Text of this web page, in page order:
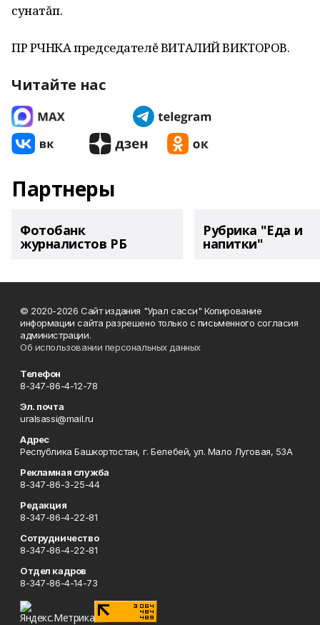
сунатăп.
ПР РЧНКА председателĕ ВИТАЛИЙ ВИКТОРОВ.
Читайте нас
Партнеры
Фотобанк
журналистов РБ
Рубрика "Еда и
напитки"
© 2020-2026 Сайт издания "Урал сасси" Копирование
информации сайта разрешено только с письменного согласия
администрации.
Об использовании персональных данных
Телефон
8-347-86-4-12-78
Эл. почта
uralsassi@mail.ru
Адрес
Республика Башкортостан, г. Белебей, ул. Мало Луговая, 53А
Рекламная служба
8-347-86-3-25-44
Редакция
8-347-86-4-22-81
Сотрудничество
8-347-86-4-22-81
Отдел кадров
8-347-86-4-14-73